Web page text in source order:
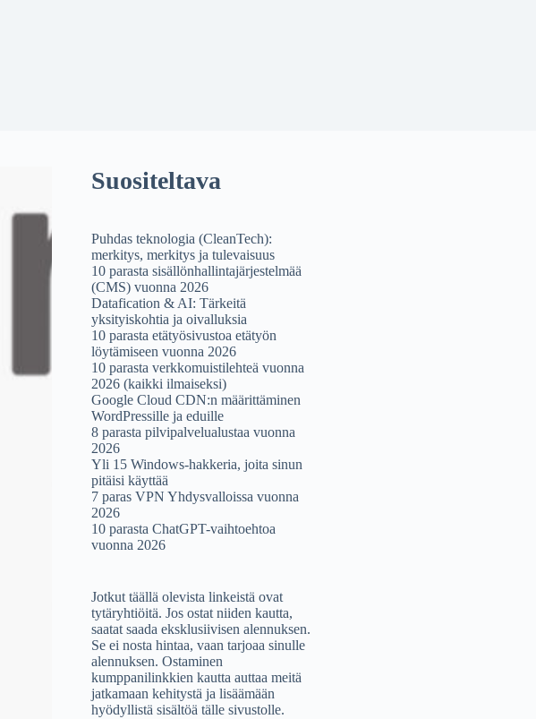
Suositeltava
Puhdas teknologia (CleanTech):
merkitys, merkitys ja tulevaisuus
10 parasta sisällönhallintajärjestelmää
(CMS) vuonna 2026
Datafication & AI: Tärkeitä
yksityiskohtia ja oivalluksia
10 parasta etätyösivustoa etätyön
löytämiseen vuonna 2026
10 parasta verkkomuistilehteä vuonna
2026 (kaikki ilmaiseksi)
Google Cloud CDN:n määrittäminen
WordPressille ja eduille
8 parasta pilvipalvelualustaa vuonna
2026
Yli 15 Windows-hakkeria, joita sinun
pitäisi käyttää
7 paras VPN Yhdysvalloissa vuonna
2026
10 parasta ChatGPT-vaihtoehtoa
vuonna 2026
Jotkut täällä olevista linkeistä ovat
tytäryhtiöitä. Jos ostat niiden kautta,
saatat saada eksklusiivisen alennuksen.
Se ei nosta hintaa, vaan tarjoaa sinulle
alennuksen. Ostaminen
kumppanilinkkien kautta auttaa meitä
jatkamaan kehitystä ja lisäämään
hyödyllistä sisältöä tälle sivustolle.